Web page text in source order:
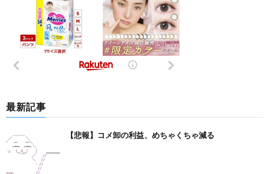
最新記事
【悲報】コメ卸の利益、めちゃくちゃ減る